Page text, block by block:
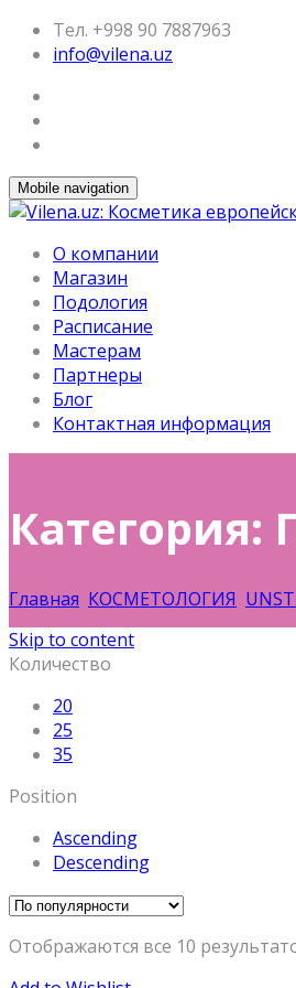
Тел. +998 90 7887963
info@vilena.uz
Mobile navigation
О компании
Магазин
Подология
Расписание
Мастерам
Партнеры
Блог
Контактная информация
Категория:
Главная КОСМЕТОЛОГИЯ
Skip to content
Количество
20
25
35
Position
Ascending
Descending
Отображаются все 10